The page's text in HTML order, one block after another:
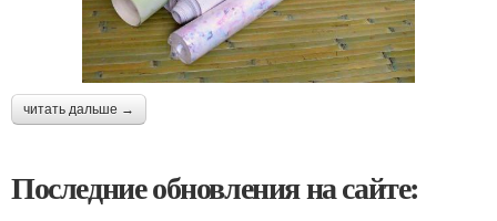
читать дальше →
Последние обновления на сайте: